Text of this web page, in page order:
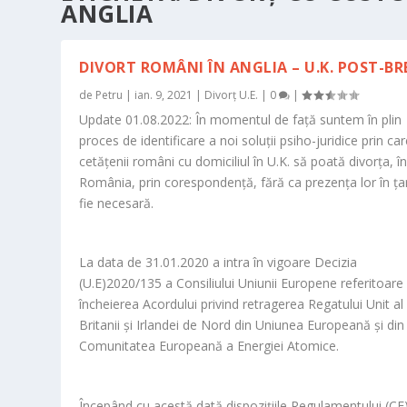
ANGLIA
DIVORT ROMÂNI ÎN ANGLIA – U.K. POST-
de Petru | ian. 9, 2021 | Divorț U.E. | 0 |
Update 01.08.2022: În momentul de față suntem în plin
proces de identificare a noi soluții psiho-juridice prin
cetățenii români cu domiciliul în U.K. să poată divorța, în
România, prin corespondență, fără ca prezența lor în
fie necesară.
La data de 31.01.2020 a intra în vigoare Decizia
(U.E)2020/135 a Consiliului Uniunii Europene referitoare
încheierea Acordului privind retragerea Regatului Unit al
Britanii și Irlandei de Nord din Uniunea Europeană și din
Comunitatea Europeană a Energiei Atomice.